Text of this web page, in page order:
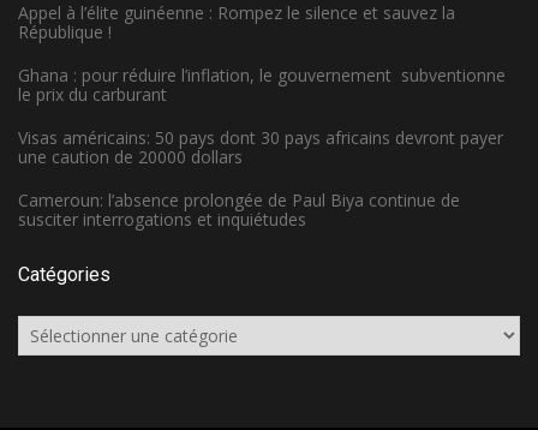
Appel à l’élite guinéenne : Rompez le silence et sauvez la
République !
Ghana : pour réduire l’inflation, le gouvernement subventionne
le prix du carburant
Visas américains: 50 pays dont 30 pays africains devront payer
une caution de 20000 dollars
Cameroun: l’absence prolongée de Paul Biya continue de
susciter interrogations et inquiétudes
Catégories
Catégories